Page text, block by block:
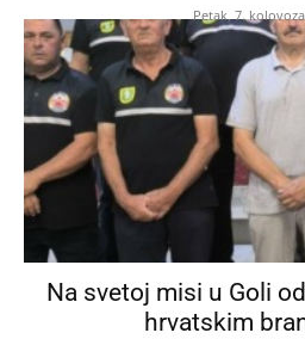
Petak, 7.
Na svetoj misi u Goli
hrvatskim